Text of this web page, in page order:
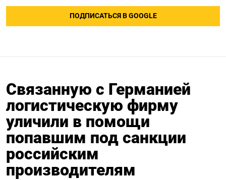
ПОДПИСАТЬСЯ В GOOGLE
Связанную с Германией
логистическую фирму
уличили в помощи
попавшим под санкции
российским
производителям